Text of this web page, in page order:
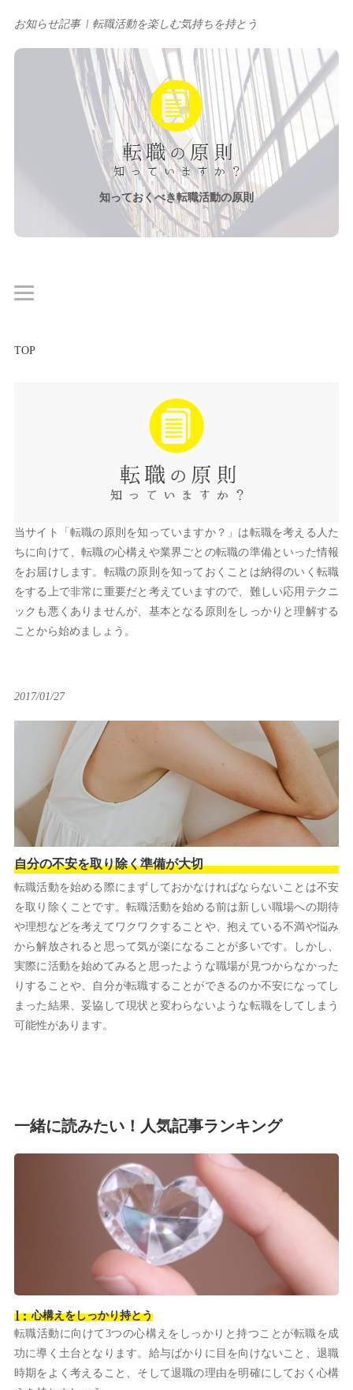
お知らせ記事 転職活動を楽しむ気持ちを持とう
知っておくべき転職活動の原則
TOP
当サイト「転職の原則を知っていますか？」は転職を考える人た
ちに向けて、転職の心構えや業界ごとの転職の準備といった情報
をお届けします。転職の原則を知っておくことは納得のいく転職
をする上で非常に重要だと考えていますので、難しい応用テクニ
ックも悪くありませんが、基本となる原則をしっかりと理解する
ことから始めましょう。
2017/01/27
自分の不安を取り除く準備が大切
転職活動を始める際にまずしておかなければならないことは不安
を取り除くことです。転職活動を始める前は新しい職場への期待
や理想などを考えてワクワクすることや、抱えている不満や悩み
から解放されると思って気が楽になることが多いです。しかし、
実際に活動を始めてみると思ったような職場が見つからなかった
りすることや、自分が転職することができるのか不安になってし
まった結果、妥協して現状と変わらないような転職をしてしまう
可能性があります。
一緒に読みたい！人気記事ランキング
心構えをしっかり持とう
転職活動に向けて3つの心構えをしっかりと持つことが転職を成
功に導く土台となります。給与ばかりに目を向けないこと、退職
時期をよく考えること、そして退職の理由を明確にしておく心構